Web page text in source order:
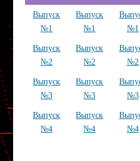
Выпуск
№1
Выпуск
№1
№1
Выпуск
№2
Выпуск
№2
№2
Выпуск
№3
Выпуск
№3
№3
Выпуск
№4
Выпуск
№4
№4